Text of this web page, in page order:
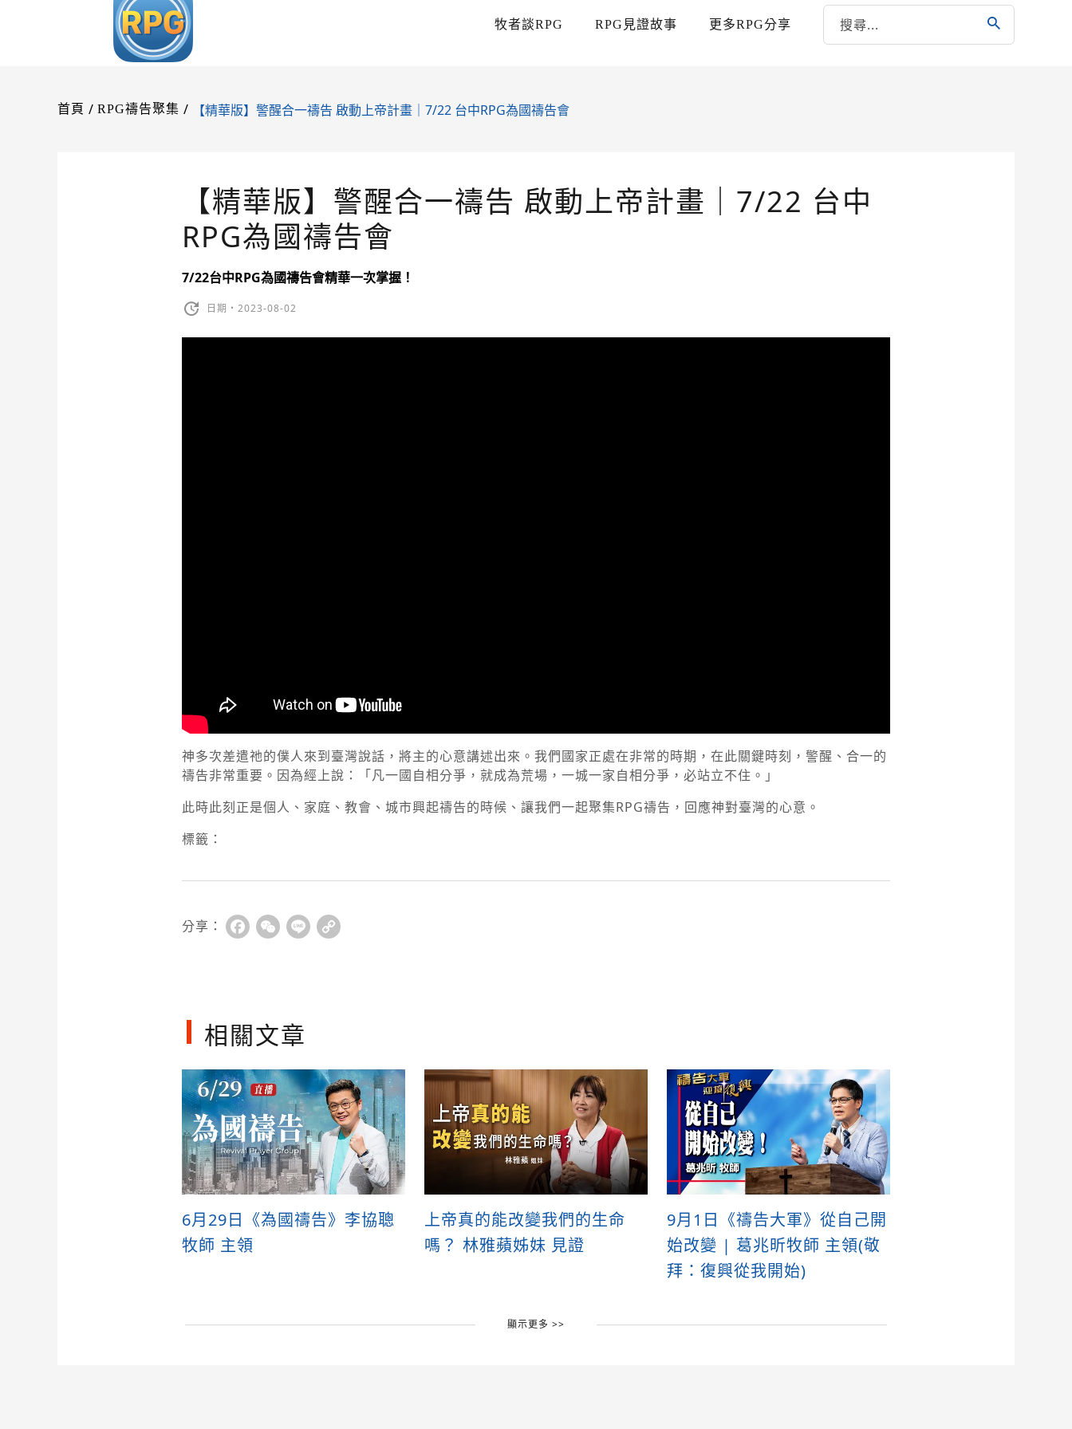
牧者談RPG RPG見證故事 更多RPG分享
首頁 / RPG禱告聚集 / 【精華版】警醒合一禱告 啟動上帝計畫｜7/22 台中RPG為國禱告會
【精華版】警醒合一禱告 啟動上帝計畫｜7/22 台中
RPG為國禱告會
7/22台中RPG為國禱告會精華一次掌握！
日期・2023-08-02
神多次差遣祂的僕人來到臺灣說話，將主的心意講述出來。我們國家正處在非常的時期，在此關鍵時刻，警醒、合一的
禱告非常重要。因為經上說：「凡一國自相分爭，就成為荒場，一城一家自相分爭，必站立不住。」
此時此刻正是個人、家庭、教會、城市興起禱告的時候、讓我們一起聚集RPG禱告，回應神對臺灣的心意。
標籤：
分享： FacebookWeChat
Line
相關文章
6月29日《為國禱告》李協聰
牧師 主領
上帝真的能改變我們的生命
嗎？ 林雅蘋姊妹 見證
9月1日《禱告大軍》從自己開
始改變 | 葛兆昕牧師 主領(敬
拜：復興從我開始)
顯示更多 >>